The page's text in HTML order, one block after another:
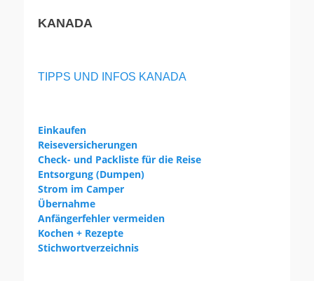
KANADA
TIPPS UND INFOS KANADA
Einkaufen
Reiseversicherungen
Check- und Packliste für die Reise
Entsorgung (Dumpen)
Strom im Camper
Übernahme
Anfängerfehler vermeiden
Kochen + Rezepte
Stichwortverzeichnis